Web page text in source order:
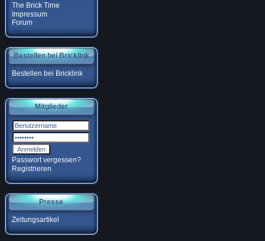
The Brick Time
Impressum
Forum
Bestellen bei Bricklink
Bestellen bei Bricklink
Mitglieder
Passwort vergessen?
Registrieren
Presse
Zeitungsartikel